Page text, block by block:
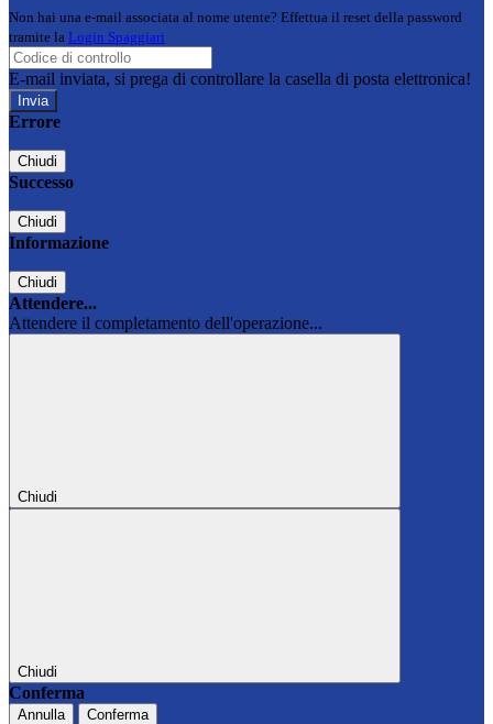
Non hai una e-mail associata al nome utente? Effettua il reset della password
tramite la Login Spaggiari
E-mail inviata, si prega di controllare la casella di posta elettronica!
Errore
Chiudi
Successo
Chiudi
Informazione
Chiudi
Attendere...
Attendere il completamento dell'operazione...
Chiudi
Chiudi
Conferma
Annulla Conferma